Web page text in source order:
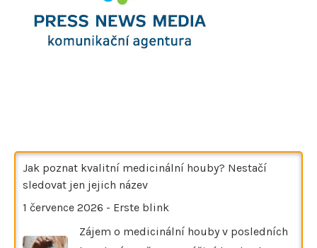
Jak poznat kvalitní medicinální houby? Nestačí
sledovat jen jejich název
1 července 2026 - Erste blink
Zájem o medicinální houby v posledních